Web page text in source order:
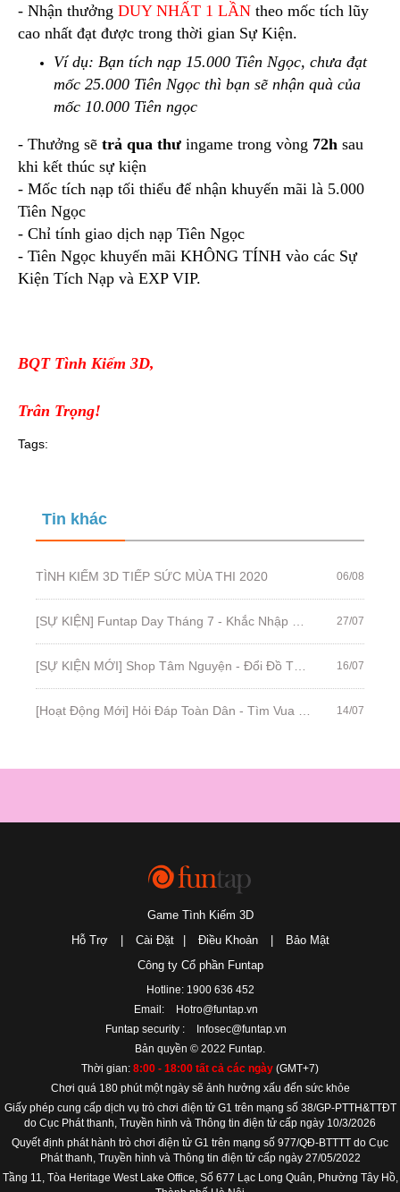
- Nhận thưởng DUY NHẤT 1 LẦN theo mốc tích lũy
cao nhất đạt được trong thời gian Sự Kiện.
Ví dụ: Bạn tích nạp 15.000 Tiên Ngọc, chưa đạt
mốc 25.000 Tiên Ngọc thì bạn sẽ nhận quà của
mốc 10.000 Tiên ngọc
- Thưởng sẽ trả qua thư ingame trong vòng 72h sau
khi kết thúc sự kiện
- Mốc tích nạp tối thiểu để nhận khuyến mãi là 5.000
Tiên Ngọc
- Chỉ tính giao dịch nạp Tiên Ngọc
- Tiên Ngọc khuyến mãi KHÔNG TÍNH vào các Sự
Kiện Tích Nạp và EXP VIP.
BQT Tình Kiếm 3D,
Trân Trọng!
Tags:
Tin khác
TÌNH KIẾM 3D TIẾP SỨC MÙA THI 2020 06/08
27/07
16/07
14/07
Game Tình Kiếm 3D
Hỗ Trợ
Cài Đặt Điều Khoản
Bảo Mật
Công ty Cổ phần Funtap
Hotline: 1900 636 452
Email:
Hotro@funtap.vn
Funtap security :
Infosec@funtap.vn
Bản quyền © 2022 Funtap.
Thời gian: 8:00 - 18:00 tất cả các ngày (GMT+7)
Chơi quá 180 phút một ngày sẽ ảnh hưởng xấu đến sức khỏe
Giấy phép cung cấp dịch vụ trò chơi điện tử G1 trên mạng số 38/GP-PTTH&TTĐT
do Cục Phát thanh, Truyền hình và Thông tin điện tử cấp ngày 10/3/2026
Quyết định phát hành trò chơi điện tử G1 trên mạng số 977/QĐ-BTTTT do Cục
Phát thanh, Truyền hình và Thông tin điện tử cấp ngày 27/05/2022
Tầng 11, Tòa Heritage West Lake Office, Số 677 Lạc Long Quân, Phường Tây Hồ,